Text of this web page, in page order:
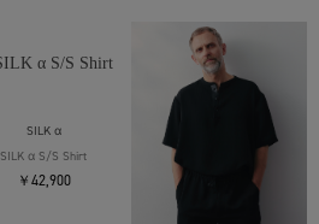
SILK α
SILK α S/S Shirt
￥42,900